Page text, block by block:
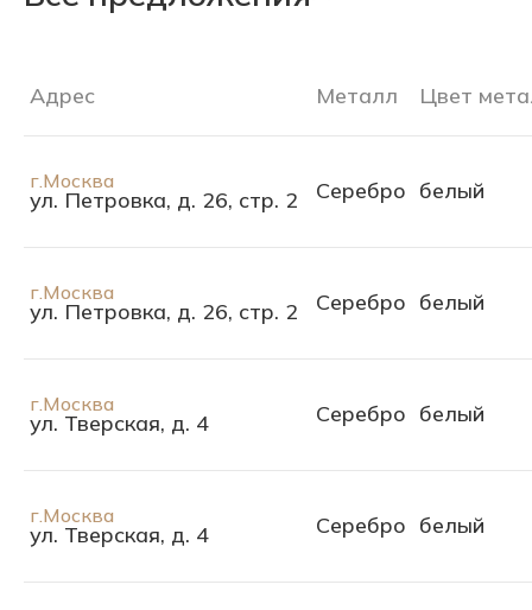
Адрес Металл Цвет
г.Москва
ул. Петровка, д. 26, стр. 2 Серебро белый
г.Москва
ул. Петровка, д. 26, стр. 2 Серебро белый
г.Москва
ул. Тверская, д. 4 Серебро белый
г.Москва
ул. Тверская, д. 4 Серебро белый